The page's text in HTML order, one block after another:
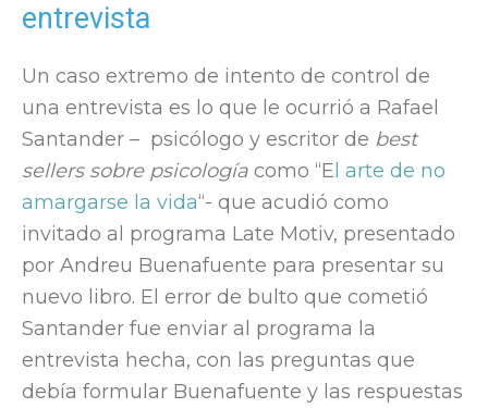
entrevista
Un caso extremo de intento de control de
una entrevista es lo que le ocurrió a Rafael
Santander – psicólogo y escritor de best
sellers sobre psicología como “E l arte de no
amargarse la vida“- que acudió como
invitado al programa Late Motiv, presentado
por Andreu Buenafuente para presentar su
nuevo libro. El error de bulto que cometió
Santander fue enviar al programa la
entrevista hecha, con las preguntas que
debía formular Buenafuente y las respuestas